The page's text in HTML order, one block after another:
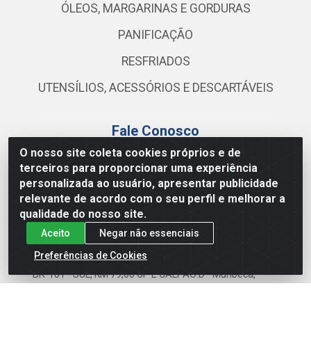
O nosso site coleta cookies próprios e de
terceiros para proporcionar uma experiência
personalizada ao usuário, apresentar publicidade
relevante de acordo com o seu perfil e melhorar a
qualidade do nosso site.
Aceito
Negar não essenciais
Preferências de Cookies
ÓLEOS, MARGARINAS E GORDURAS
PANIFICAÇÃO
RESFRIADOS
UTENSÍLIOS, ACESSÓRIOS E DESCARTÁVEIS
Fale Conosco
(81) 3419-0103
(81) 99111-0579
ecommerce@atacamax.com.br
Atacamax Importadora de Alimentos LTDA - RODOVIA
BR-101 - SUL, KM 79,60 GP E GALPAO:D - Muribeca,